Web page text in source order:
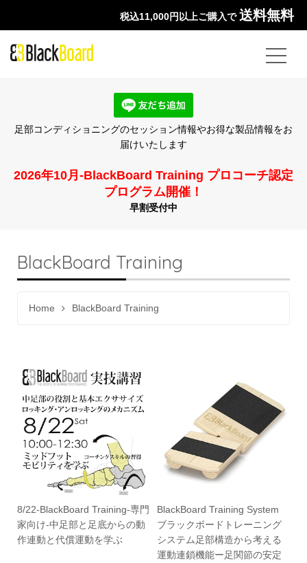
税込11,000円以上ご購入で 送料無料
足部コンディショニングのセッション情報やお得な製品情報をお
届けいたします
2026年10月-BlackBoard Training プロコーチ認定
プログラム開催！
早割受付中
BlackBoard Training
Home BlackBoard Training
8/22-BlackBoard Training-専門
家向け-中足部と足底からの動
作連動と代償運動を学ぶ
BlackBoard Training System
ブラックボードトレーニング
システム足部構造から考える
運動連鎖機能ー足関節の安定